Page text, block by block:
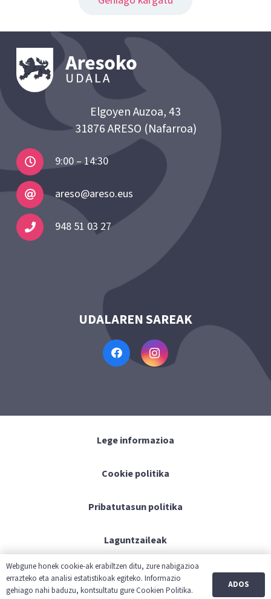
Elgoyen Auzoa, 43
31876 ARESO (Nafarroa)
9:00 – 14:30
areso@areso.eus
948 51 03 27
UDALAREN SAREAK
Lege informazioa
Cookie politika
Pribatutasun politika
Laguntzaileak
Kontaktua
Webgune honek cookie-ak erabiltzen ditu, zure nabigazioa
errazteko eta analisi estatistikoak egiteko. Informazio
gehiago nahi baduzu, kontsultatu gure Cookien Politika.
ADOS